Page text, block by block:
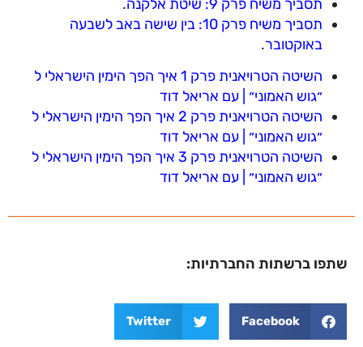
תסביך משיח פרק 9: שיטת אלקנה
.
תסביך משיח פרק 10: בין שישה באב לשבעה
באוקטובר.
השיטה הטרויאנית פרק 1 איך הפך הימין הישראלי ל
״גוש האמוני״ | עם אריאל דוד
השיטה הטרויאנית פרק 2 איך הפך הימין הישראלי ל
״גוש האמוני״ | עם אריאל דוד
השיטה הטרויאנית פרק 3 איך הפך הימין הישראלי ל
״גוש האמוני״ | עם אריאל דוד
שתפו ברשתות החברתיות:
Facebook
Twitter